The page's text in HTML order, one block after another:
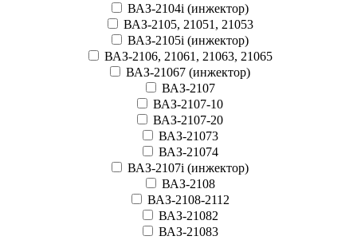
ВАЗ-2104i (инжектор)
ВАЗ-2105, 21051, 21053
ВАЗ-2105i (инжектор)
ВАЗ-2106, 21061, 21063, 21065
ВАЗ-21067 (инжектор)
ВАЗ-2107
ВАЗ-2107-10
ВАЗ-2107-20
ВАЗ-21073
ВАЗ-21074
ВАЗ-2107i (инжектор)
ВАЗ-2108
ВАЗ-2108-2112
ВАЗ-21082
ВАЗ-21083